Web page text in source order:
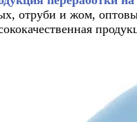
отруби и жом,